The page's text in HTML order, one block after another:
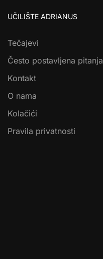
UČILIŠTE ADRIANUS
Tečajevi
Često postavljena pitanja
Kontakt
O nama
Kolačići
Pravila privatnosti